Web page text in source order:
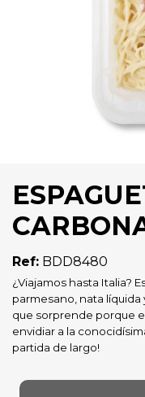
Ref: BDD8480
¿Viajamos hasta Italia?
parmesano, nata líquida
que sorprende porque
envidiar a la
partida de largo!